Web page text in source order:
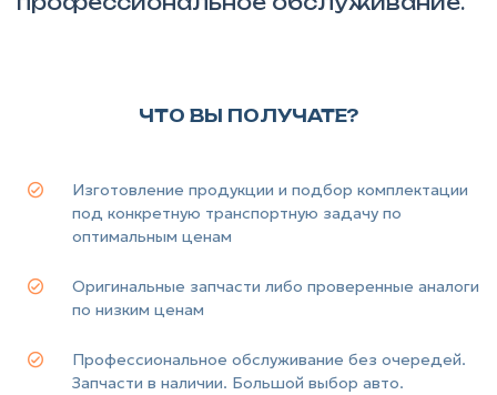
ЧТО ВЫ ПОЛУЧАТЕ?
Изготовление продукции и подбор комплектации
под конкретную транспортную задачу по
оптимальным ценам
Оригинальные запчасти либо проверенные аналоги
по низким ценам
Профессиональное обслуживание без очередей.
Запчасти в наличии. Большой выбор авто.